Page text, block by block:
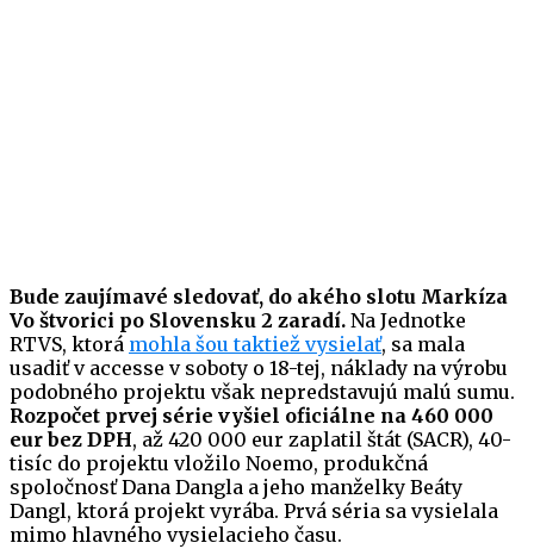
Bude zaujímavé sledovať, do akého slotu Markíza
Vo štvorici po Slovensku 2 zaradí. Na Jednotke
RTVS, ktorá mohla šou taktiež vysielať, sa mala
usadiť v accesse v soboty o 18-tej, náklady na výrobu
podobného projektu však nepredstavujú malú sumu.
Rozpočet prvej série vyšiel oficiálne na 460 000
eur bez DPH, až 420 000 eur zaplatil štát (SACR), 40-
tisíc do projektu vložilo Noemo, produkčná
spoločnosť Dana Dangla a jeho manželky Beáty
Dangl, ktorá projekt vyrába. Prvá séria sa vysielala
mimo hlavného vysielacieho času.